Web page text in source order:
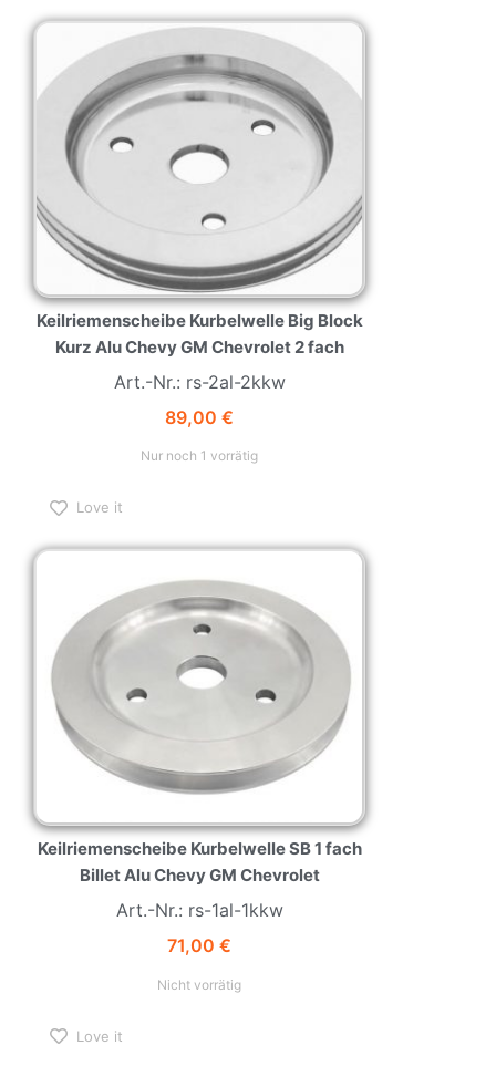
Keilriemenscheibe Kurbelwelle Big Block
Kurz Alu Chevy GM Chevrolet 2 fach
Art.-Nr.: rs-2al-2kkw
89,00 €
Nur noch 1 vorrätig
Love it
Keilriemenscheibe Kurbelwelle SB 1 fach
Billet Alu Chevy GM Chevrolet
Art.-Nr.: rs-1al-1kkw
71,00 €
Nicht vorrätig
Love it